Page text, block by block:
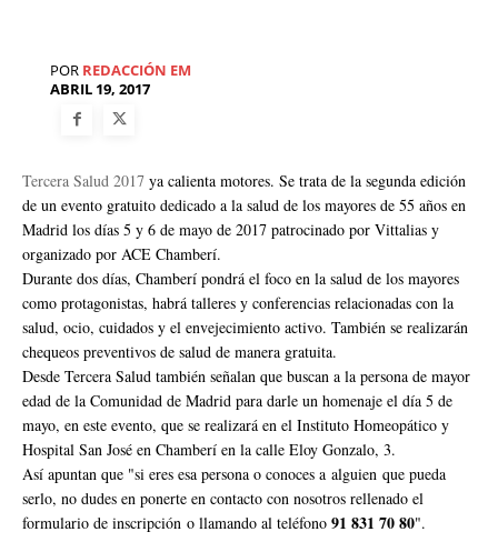
POR REDACCIÓN EM
ABRIL 19, 2017
Tercera Salud 2017 ya calienta motores. Se trata de la segunda edición
de un evento gratuito dedicado a la salud de los mayores de 55 años en
Madrid los días 5 y 6 de mayo de 2017 patrocinado por Vittalias y
organizado por ACE Chamberí.
Durante dos días, Chamberí pondrá el foco en la salud de los mayores
como protagonistas, habrá talleres y conferencias relacionadas con la
salud, ocio, cuidados y el envejecimiento activo. También se realizarán
chequeos preventivos de salud de manera gratuita.
Desde Tercera Salud también señalan que buscan a la persona de mayor
edad de la Comunidad de Madrid para darle un homenaje el día 5 de
mayo, en este evento, que se realizará en el Instituto Homeopático y
Hospital San José en Chamberí en la calle Eloy Gonzalo, 3.
Así apuntan que "si eres esa persona o conoces a alguien que pueda
serlo, no dudes en ponerte en contacto con nosotros rellenado el
formulario de inscripción o llamando al teléfono 91 831 70 80".